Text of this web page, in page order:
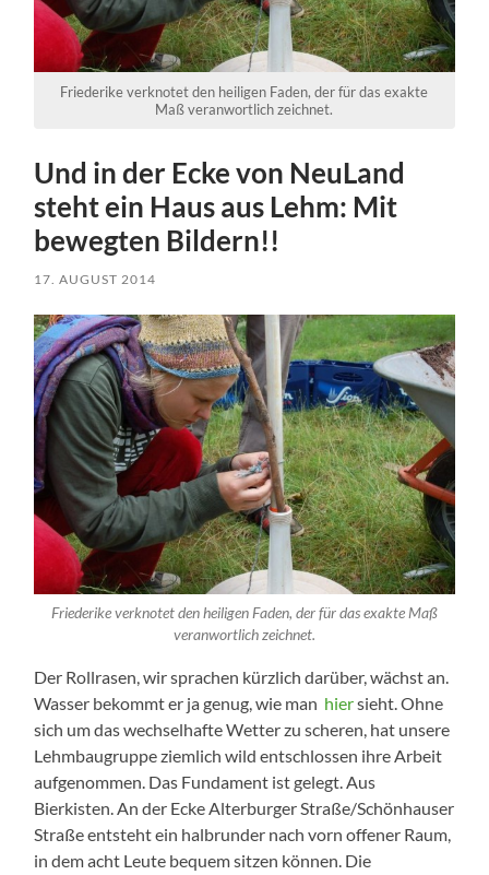
Friederike verknotet den heiligen Faden, der für das exakte
Maß veranwortlich zeichnet.
Und in der Ecke von NeuLand
steht ein Haus aus Lehm: Mit
bewegten Bildern!!
17. AUGUST 2014
Friederike verknotet den heiligen Faden, der für das exakte Maß
veranwortlich zeichnet.
Der Rollrasen, wir sprachen kürzlich darüber, wächst an.
Wasser bekommt er ja genug, wie man hiersieht. Ohne
sich um das wechselhafte Wetter zu scheren, hat unsere
Lehmbaugruppe ziemlich wild entschlossen ihre Arbeit
aufgenommen. Das Fundament ist gelegt. Aus
Bierkisten. An der Ecke Alterburger Straße/Schönhauser
Straße entsteht ein halbrunder nach vorn offener Raum,
in dem acht Leute bequem sitzen können. Die